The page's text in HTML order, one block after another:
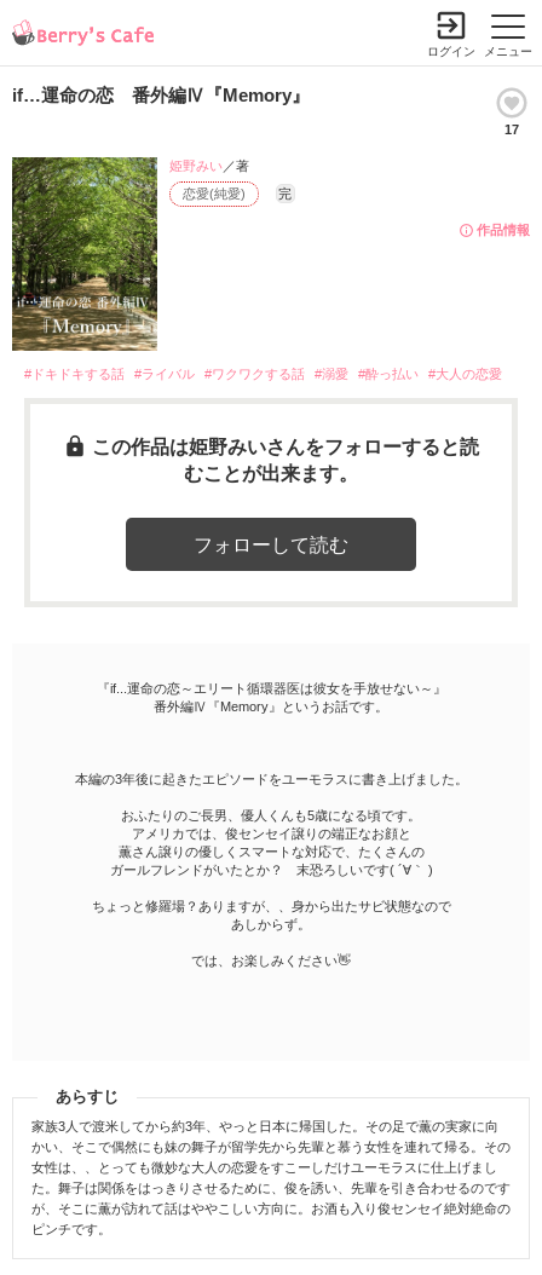
メニュー
ログイン
if…運命の恋 番外編Ⅳ『Memory』
17
作品情報
恋愛(純愛) 完
姫野みい／著
#ドキドキする話 #ライバル #ワクワクする話 #溺愛 #酔っ払い #大人の恋愛
この作品は姫野みいさんをフォローすると読
むことが出来ます。
『if...運命の恋～エリート循環器医は彼女を手放せない～』
番外編Ⅳ『Memory』というお話です。
本編の3年後に起きたエピソードをユーモラスに書き上げました。
おふたりのご長男、優人くんも5歳になる頃です。
アメリカでは、俊センセイ譲りの端正なお顔と
薫さん譲りの優しくスマートな対応で、たくさんの
ガールフレンドがいたとか？ 末恐ろしいです( ´∀｀ )
ちょっと修羅場？ありますが、、身から出たサビ状態なので
あしからず。
では、お楽しみください👋
あらすじ
家族3人で渡米してから約3年、やっと日本に帰国した。その足で薫の実家に向
かい、そこで偶然にも妹の舞子が留学先から先輩と慕う女性を連れて帰る。その
女性は、、とっても微妙な大人の恋愛をすこーしだけユーモラスに仕上げまし
た。舞子は関係をはっきりさせるために、俊を誘い、先輩を引き合わせるのです
が、そこに薫が訪れて話はややこしい方向に。お酒も入り俊センセイ絶対絶命の
ピンチです。